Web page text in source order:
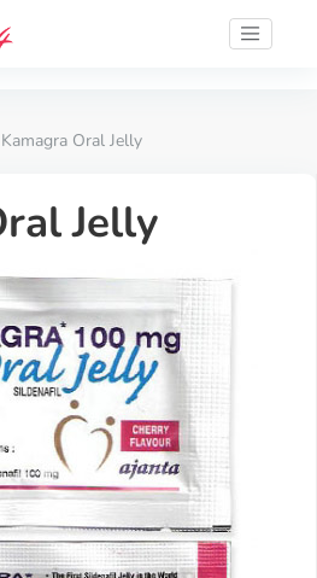
Oral Jelly
Jelly